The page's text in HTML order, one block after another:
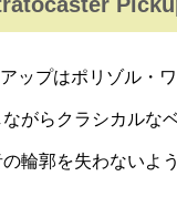
プはポリゾル・
がらクラシカルな
輪郭を失わないよ